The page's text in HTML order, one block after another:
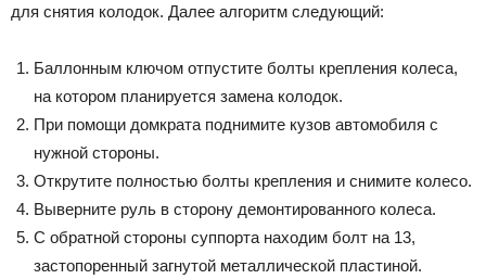
для снятия колодок. Далее алгоритм следующий:
Баллонным ключом отпустите болты крепления колеса,
на котором планируется замена колодок.
При помощи домкрата поднимите кузов автомобиля с
нужной стороны.
Открутите полностью болты крепления и снимите колесо.
Выверните руль в сторону демонтированного колеса.
С обратной стороны суппорта находим болт на 13,
застопоренный загнутой металлической пластиной.